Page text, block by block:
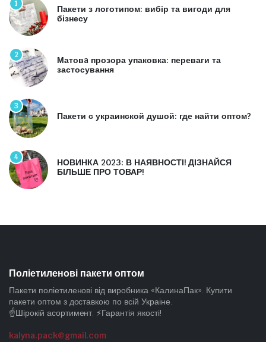
1
Пакети з логотипом: вибір та вигоди для
бізнесу
2
Матовa прозора упаковка: переваги та
застосування
3
Пакети с украинской душой: где найти оптом?
4
НОВИНКА 2023: В НАЯВНОСТІ! ДІЗНАЙСЯ
БІЛЬШЕ ПРО ТОВАР!
Поліетиленові пакети оптом
Пакети поліетиленові від виробника «КалинаПак». Купити
пакети оптом з доставкою по всій Украіне.
☝️Шірокій асортимент. ⚡Гарантія якості!
kalyna.pack@gmail.com